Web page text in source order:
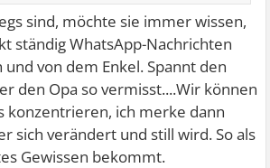
sind, möchte sie immer wissen,
ständig WhatsApp-Nachrichten
und von dem Enkel. Spannt den
den Opa so vermisst....Wir können
konzentrieren, ich merke dann
sich verändert und still wird. So als
Gewissen bekommt.